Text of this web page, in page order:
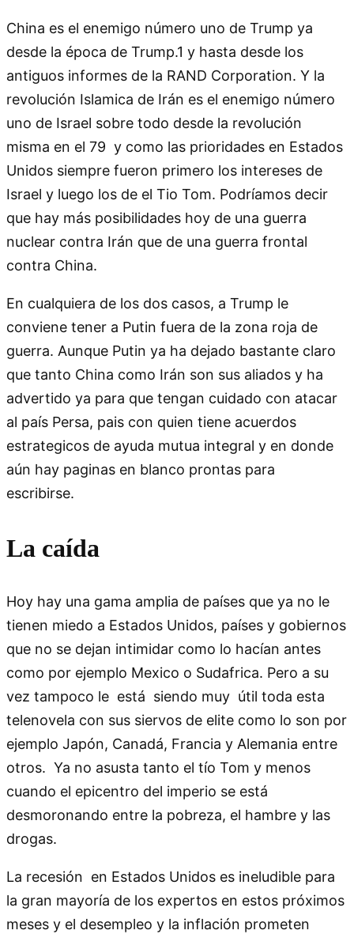
China es el enemigo número uno de Trump ya
desde la época de Trump.1 y hasta desde los
antiguos informes de la RAND Corporation. Y la
revolución Islamica de Irán es el enemigo número
uno de Israel sobre todo desde la revolución
misma en el 79 y como las prioridades en Estados
Unidos siempre fueron primero los intereses de
Israel y luego los de el Tio Tom. Podríamos decir
que hay más posibilidades hoy de una guerra
nuclear contra Irán que de una guerra frontal
contra China.
En cualquiera de los dos casos, a Trump le
conviene tener a Putin fuera de la zona roja de
guerra. Aunque Putin ya ha dejado bastante claro
que tanto China como Irán son sus aliados y ha
advertido ya para que tengan cuidado con atacar
al país Persa, pais con quien tiene acuerdos
estrategicos de ayuda mutua integral y en donde
aún hay paginas en blanco prontas para
escribirse.
La caída
Hoy hay una gama amplia de países que ya no le
tienen miedo a Estados Unidos, países y gobiernos
que no se dejan intimidar como lo hacían antes
como por ejemplo Mexico o Sudafrica. Pero a su
vez tampoco le está siendo muy útil toda esta
telenovela con sus siervos de elite como lo son por
ejemplo Japón, Canadá, Francia y Alemania entre
otros. Ya no asusta tanto el tío Tom y menos
cuando el epicentro del imperio se está
desmoronando entre la pobreza, el hambre y las
drogas.
La recesión en Estados Unidos es ineludible para
la gran mayoría de los expertos en estos próximos
meses y el desempleo y la inflación prometen